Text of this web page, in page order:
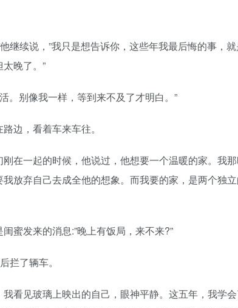
续说，”我只是想告诉你，这些年我最后悔的事，
晚了。”
别像我一样，等到来不及了才明白。”
，看着车来车往。
一起的时候，他说过，他想要一个温暖的家。我
放弃自己去成全他的想象。而我要的家，是两个独
发来的消息:”晚上有饭局，来不来?”
了辆车。
见玻璃上映出的自己，眼神平静。这五年，我学会